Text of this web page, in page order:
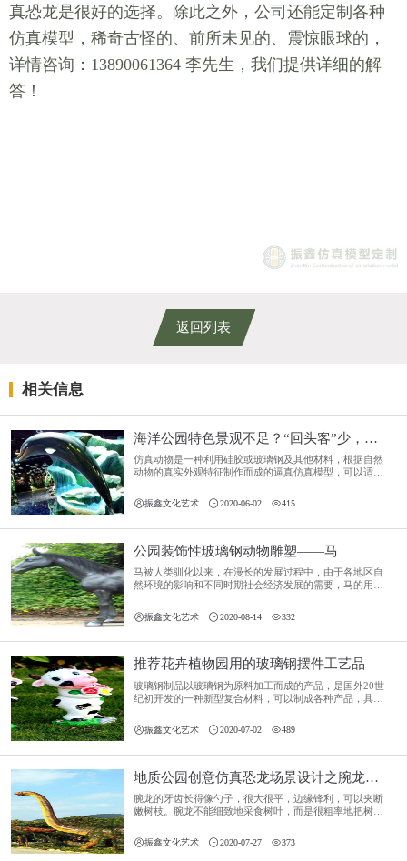
真恐龙是很好的选择。除此之外，公司还能定制各种
仿真模型，稀奇古怪的、前所未见的、震惊眼球的，
详情咨询：13890061364 李先生，我们提供详细的解
答！
返回列表
相关信息
海洋公园特色景观不足？“回头客”少，怎么办？
仿真动物是一种利用硅胶或玻璃钢及其他材料，根据自然
动物的真实外观特征制作而成的逼真仿真模型，可以适当
振鑫文化艺术 2020-06-02 415
公园装饰性玻璃钢动物雕塑——马
马被人类驯化以来，在漫长的发展过程中，由于各地区自
然环境的影响和不同时期社会经济发展的需要，马的用途
乐等多个阶段交替或互相融合的过程。
振鑫文化艺术 2020-08-14 332
推荐花卉植物园用的玻璃钢摆件工艺品
玻璃钢制品以玻璃钢为原料加工而成的产品，是国外20世
纪初开发的一种新型复合材料，可以制成各种产品，具有
优点。
振鑫文化艺术 2020-07-02 489
地质公园创意仿真恐龙场景设计之腕龙对望
腕龙的牙齿长得像勺子，很大很平，边缘锋利，可以夹断
嫩树枝。腕龙不能细致地采食树叶，而是很粗率地把树叶
口相当了得。
振鑫文化艺术 2020-07-27 373